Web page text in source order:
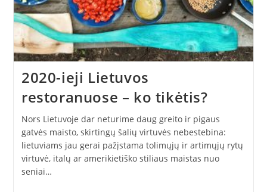
2020-ieji Lietuvos
restoranuose – ko tikėtis?
Nors Lietuvoje dar neturime daug greito ir pigaus
gatvės maisto, skirtingų šalių virtuvės nebestebina:
lietuviams jau gerai pažįstama tolimųjų ir artimųjų rytų
virtuvė, italų ar amerikietiško stiliaus maistas nuo
seniai…